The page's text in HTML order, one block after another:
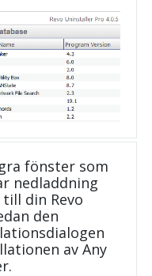
fönster som
nedladdning
din Revo
den
av Any